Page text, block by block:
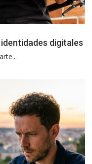
digitales